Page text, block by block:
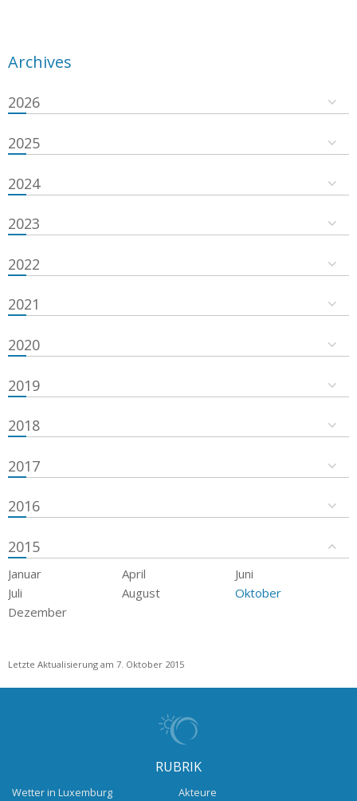
Archives
2026
2025
2024
2023
2022
2021
2020
2019
2018
2017
2016
2015
Januar April
Juni
Juli
August
Oktober
Dezember
Letzte Aktualisierung am 7. Oktober 2015
RUBRIK
Wetter in Luxemburg
Akteure